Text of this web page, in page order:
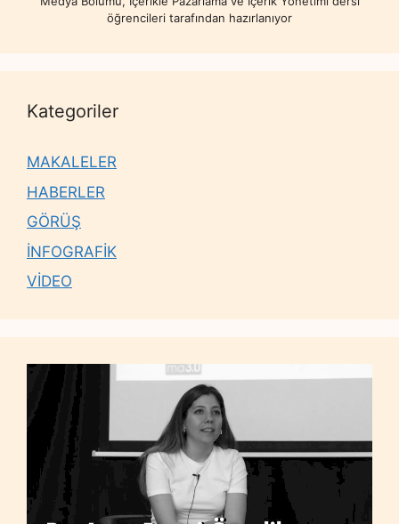
öğrencileri tarafından hazırlanıyor
Kategoriler
MAKALELER
HABERLER
GÖRÜŞ
İNFOGRAFİK
VİDEO